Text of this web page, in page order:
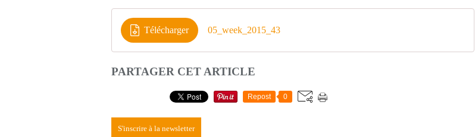
Télécharger 05_week_2015_43
PARTAGER CET ARTICLE
Repost 0
S'inscrire à la newsletter